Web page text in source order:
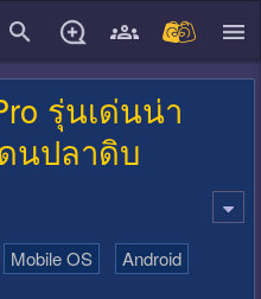
รุ่นเด่นน่า
นปลาดิบ
Mobile OS
Android
close